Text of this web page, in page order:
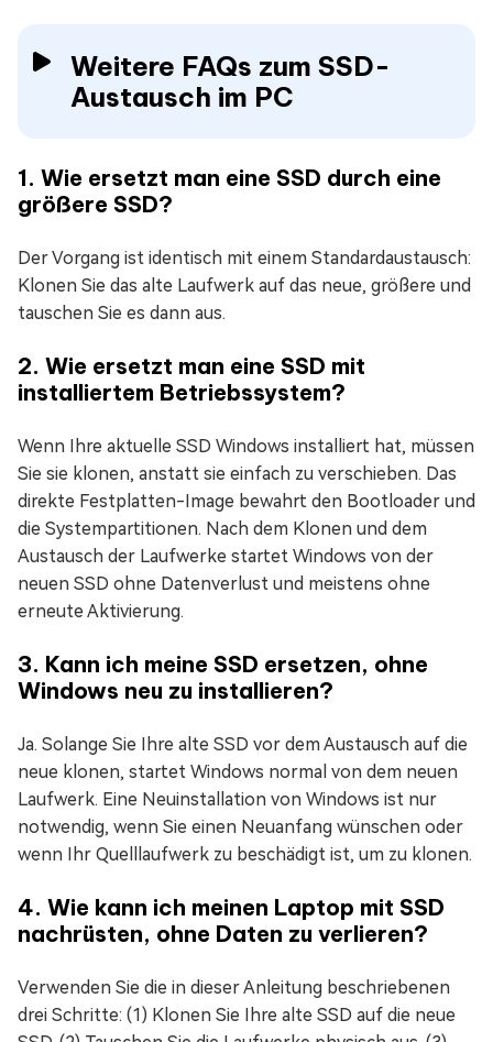
Weitere FAQs zum SSD-
Austausch im PC
1. Wie ersetzt man eine SSD durch eine
größere SSD?
Der Vorgang ist identisch mit einem Standardaustausch:
Klonen Sie das alte Laufwerk auf das neue, größere und
tauschen Sie es dann aus.
2. Wie ersetzt man eine SSD mit
installiertem Betriebssystem?
Wenn Ihre aktuelle SSD Windows installiert hat, müssen
Sie sie klonen, anstatt sie einfach zu verschieben. Das
direkte Festplatten-Image bewahrt den Bootloader und
die Systempartitionen. Nach dem Klonen und dem
Austausch der Laufwerke startet Windows von der
neuen SSD ohne Datenverlust und meistens ohne
erneute Aktivierung.
3. Kann ich meine SSD ersetzen, ohne
Windows neu zu installieren?
Ja. Solange Sie Ihre alte SSD vor dem Austausch auf die
neue klonen, startet Windows normal von dem neuen
Laufwerk. Eine Neuinstallation von Windows ist nur
notwendig, wenn Sie einen Neuanfang wünschen oder
wenn Ihr Quelllaufwerk zu beschädigt ist, um zu klonen.
4. Wie kann ich meinen Laptop mit SSD
nachrüsten, ohne Daten zu verlieren?
Verwenden Sie die in dieser Anleitung beschriebenen
drei Schritte: (1) Klonen Sie Ihre alte SSD auf die neue